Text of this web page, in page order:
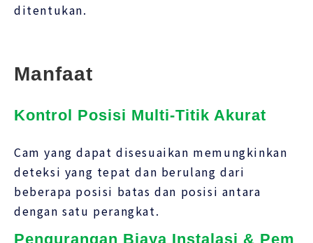
ditentukan.
Manfaat
Kontrol Posisi Multi-Titik Akurat
Cam yang dapat disesuaikan memungkinkan
deteksi yang tepat dan berulang dari
beberapa posisi batas dan posisi antara
dengan satu perangkat.
Pengurangan Biaya Instalasi & Pem